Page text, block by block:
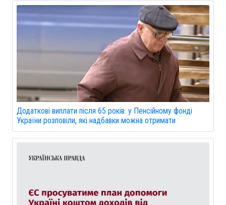
Додаткові виплати після 65 років: у Пенсійному фонді
України розповіли, які надбавки можна отримати